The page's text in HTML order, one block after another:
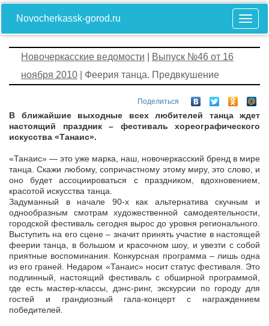
Novocherkassk-gorod.ru
Новочеркасские ведомости
Выпуск №46 от 16
ноября 2010 | Феерия танца. Предвкушение
Поделиться
В ближайшие выходные всех любителей танца ждет
настоящий праздник – фестиваль хореографического
искусства «Танаис».
«Танаис» — это уже марка, наш, новочеркасский бренд в мире
танца. Скажи любому, сопричастному этому миру, это слово, и
оно будет ассоциироваться с праздником, вдохновением,
красотой искусства танца.
Задуманный в начале 90-х как альтернатива скучным и
однообразным смотрам художественной самодеятельности,
городской фестиваль сегодня вырос до уровня регионального.
Выступить на его сцене – значит принять участие в настоящей
феерии танца, в большом и красочном шоу, и увезти с собой
приятные воспоминания. Конкурсная программа – лишь одна
из его граней. Недаром «Танаис» носит статус фестиваля. Это
подлинный, настоящий фестиваль с обширной программой,
где есть мастер-классы, дэнс-ринг, экскурсии по городу для
гостей и грандиозный гала-концерт с награждением
победителей.